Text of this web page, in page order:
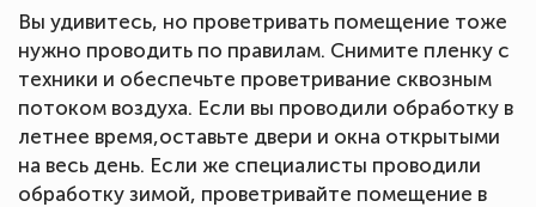
Вы удивитесь, но проветривать помещение тоже
нужно проводить по правилам. Снимите пленку с
техники и обеспечьте проветривание сквозным
потоком воздуха. Если вы проводили обработку в
летнее время,оставьте двери и окна открытыми
на весь день. Если же специалисты проводили
обработку зимой, проветривайте помещение в